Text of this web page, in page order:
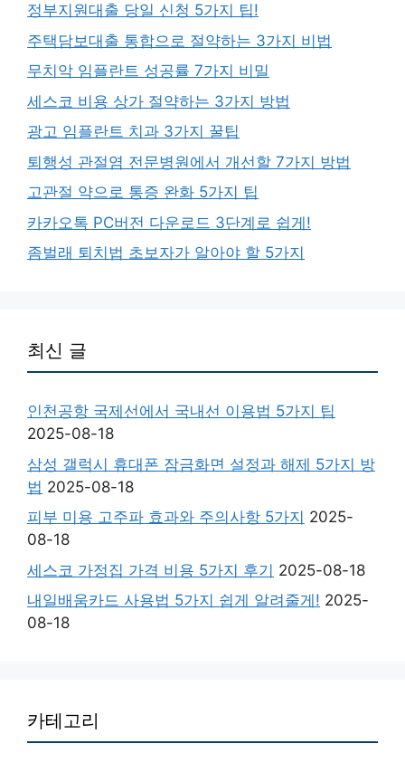
정부지원대출 당일 신청 5가지 팁!
주택담보대출 통합으로 절약하는 3가지 비법
무치악 임플란트 성공률 7가지 비밀
세스코 비용 상가 절약하는 3가지 방법
광고 임플란트 치과 3가지 꿀팁
퇴행성 관절염 전문병원에서 개선할 7가지 방법
고관절 약으로 통증 완화 5가지 팁
카카오톡 PC버전 다운로드 3단계로 쉽게!
좀벌래 퇴치법 초보자가 알아야 할 5가지
최신 글
인천공항 국제선에서 국내선 이용법 5가지 팁
2025-08-18
삼성 갤럭시 휴대폰 잠금화면 설정과 해제 5가지 방
법 2025-08-18
피부 미용 고주파 효과와 주의사항 5가지 2025-
08-18
세스코 가정집 가격 비용 5가지 후기 2025-08-18
내일배움카드 사용법 5가지 쉽게 알려줄게! 2025-
08-18
카테고리